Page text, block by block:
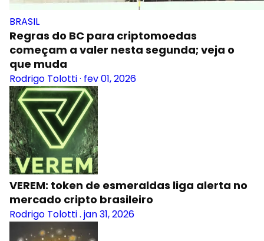
BRASIL
Regras do BC para criptomoedas
começam a valer nesta segunda; veja o
que muda
Rodrigo Tolotti· fev 01, 2026
VEREM: token de esmeraldas liga alerta no
mercado cripto brasileiro
Rodrigo Tolotti. jan 31, 2026